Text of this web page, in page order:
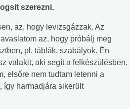
szerezni.
az, hogy levizsgázzak. Az
az, hogy próbálj meg
pl. táblák, szabályok. Én
valakit, aki segít a felkészülésben,
elsőre nem tudtam letenni a
így harmadjára sikerült